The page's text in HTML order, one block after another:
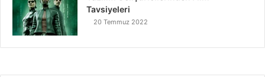
Tavsiyeleri
20 Temmuz 2022